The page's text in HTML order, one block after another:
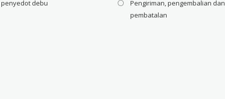
debu
Pengiriman, pengembalian dan
pembatalan